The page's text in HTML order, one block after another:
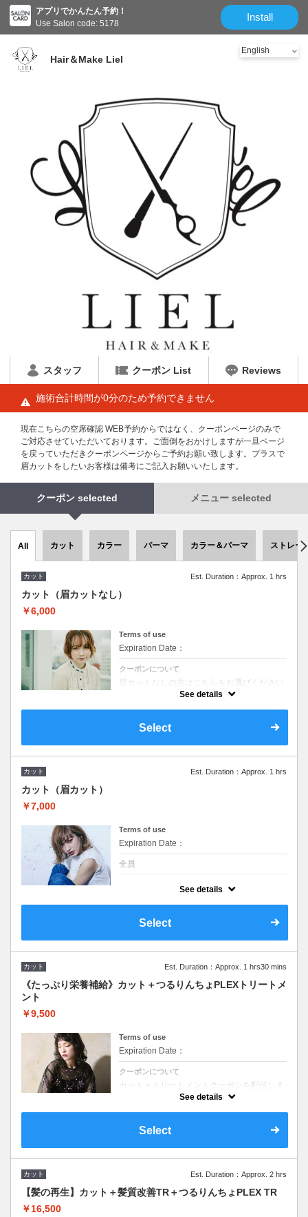
アプリでかんたん予約！
Use Salon code: 5178
Install
Hair＆Make Liel
スタッフ クーポン List Reviews
施術合計時間が0分のため予約できません
現在こちらの空席確認 WEB予約からではなく、クーポンページのみで
ご対応させていただいております。ご面倒をおかけしますが一旦ページ
を戻っていただきクーポンページからご予約お願い致します。プラスで
眉カットをしたいお客様は備考にご記入お願いいたします。
クーポン selected メニュー selected
All カット カラー パーマ カラー＆パーマ ストレー
カット Est. Duration：Approx. 1 hrs
カット（眉カットなし）
￥6,000
Terms of use
Expiration Date：
クーポンについて
眉カットなしの方はこちらをお選びください
ご予約はご対応しておりません。
See details
Select
カット Est. Duration：Approx. 1 hrs
カット（眉カット）
￥7,000
Terms of use
Expiration Date：
全員
＊人員不足のためお子様カットのご新規のご
予約はご対応しておりません。
See details
Select
カット Est. Duration：Approx. 1 hrs30 mins
《たっぷり栄養補給》カット＋つるりんちょPLEXトリートメ
ント
￥9,500
Terms of use
Expiration Date：
クーポンについて
カット＋トリートメントクーポンを配信しま
イロンのCARE PROで深層部までしっかりケ
ング料金なし
See details
Select
カット Est. Duration：Approx. 2 hrs
【髪の再生】カット＋髪質改善TR＋つるりんちょPLEX TR
￥16,500